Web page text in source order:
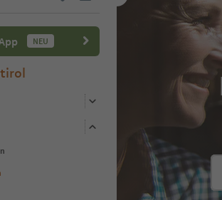
user link
NEU